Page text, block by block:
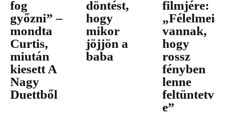
fog
győzni” –
mondta
Curtis,
miután
kiesett A
Nagy
Duettből
döntést,
hogy
mikor
jöjjön a
baba
filmjére:
„Félelmei
vannak,
hogy
rossz
fényben
lenne
feltüntetv
e”